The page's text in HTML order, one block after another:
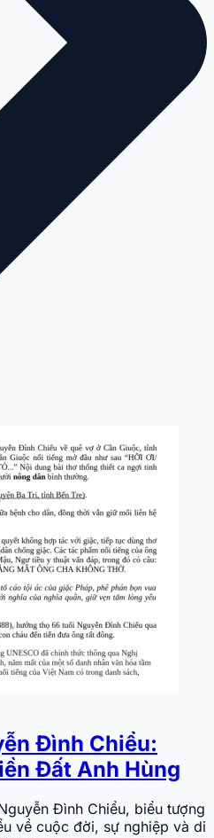
Đình Chiểu:
Đất Anh Hùng
Đình Chiểu, biểu tượng
về cuộc đời, sự nghiệp và di